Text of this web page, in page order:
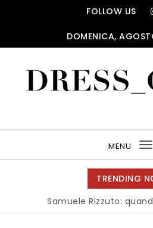
FOLLOW US
DOMENICA,
MENU
TRENDING
Samuele Rizzuto: quando